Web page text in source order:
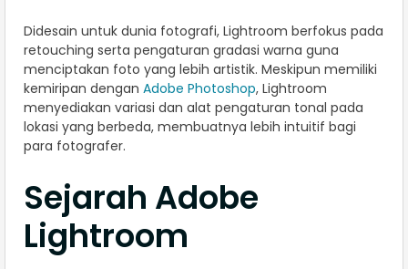
Didesain untuk dunia fotografi, Lightroom berfokus pada
retouching serta pengaturan gradasi warna guna
menciptakan foto yang lebih artistik. Meskipun memiliki
kemiripan dengan Adobe Photoshop, Lightroom
menyediakan variasi dan alat pengaturan tonal pada
lokasi yang berbeda, membuatnya lebih intuitif bagi
para fotografer.
Sejarah Adobe
Lightroom